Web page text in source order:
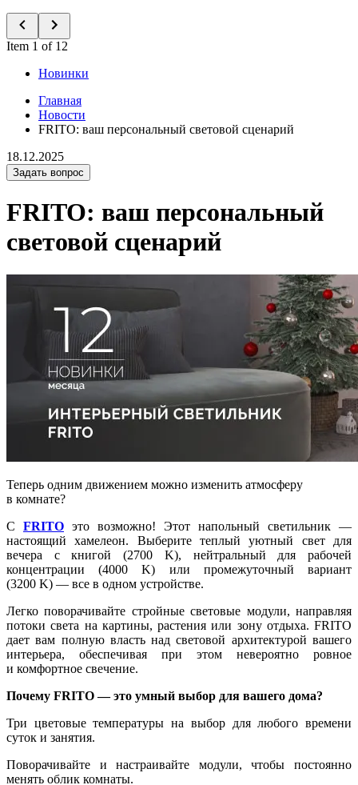
Item 1 of 12
Новинки
Главная
Новости
FRITO: ваш персональный световой сценарий
18.12.2025
Задать вопрос
FRITO: ваш персональный
световой сценарий
Теперь одним движением можно изменить атмосферу
в комнате?
С FRITO это возможно! Этот напольный светильник —
настоящий хамелеон. Выберите теплый уютный свет для
вечера с книгой (2700 K), нейтральный для рабочей
концентрации (4000 K) или промежуточный вариант
(3200 K) — все в одном устройстве.
Легко поворачивайте стройные световые модули, направляя
потоки света на картины, растения или зону отдыха. FRITO
дает вам полную власть над световой архитектурой вашего
интерьера, обеспечивая при этом невероятно ровное
и комфортное свечение.
Почему FRITO — это умный выбор для вашего дома?
Три цветовые температуры на выбор для любого времени
суток и занятия.
Поворачивайте и настраивайте модули, чтобы постоянно
менять облик комнаты.